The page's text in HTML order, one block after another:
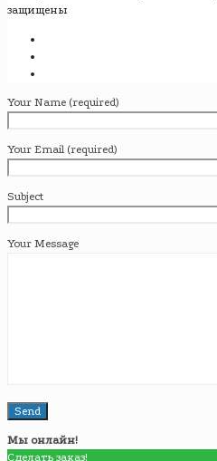
защищены
Your Name (required)
Your Email (required)
Subject
Your Message
Мы онлайн!
Сделать заказ!